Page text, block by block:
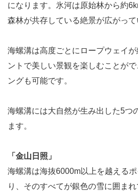
になります。氷河は原始林から約
森林が共存している絶景が広がって
海螺溝は高度ごとにロープウェイ
ントで美しい景観を楽しむことが
ングも可能です。
海螺溝には大自然が生み出した5つ
ます。
「金山日照」
海螺溝は海抜6000m以上を越える
り、そのすべてが銀色の雪に囲ま